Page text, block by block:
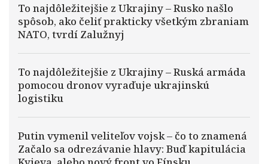
To najdôležitejšie z Ukrajiny – Rusko našlo
spôsob, ako čeliť prakticky všetkým zbraniam
NATO, tvrdí Zalužnyj
To najdôležitejšie z Ukrajiny – Ruská armáda
pomocou dronov vyraďuje ukrajinskú
logistiku
Putin vymenil veliteľov vojsk – čo to znamená
Začalo sa odrezávanie hlavy: Buď kapitulácia